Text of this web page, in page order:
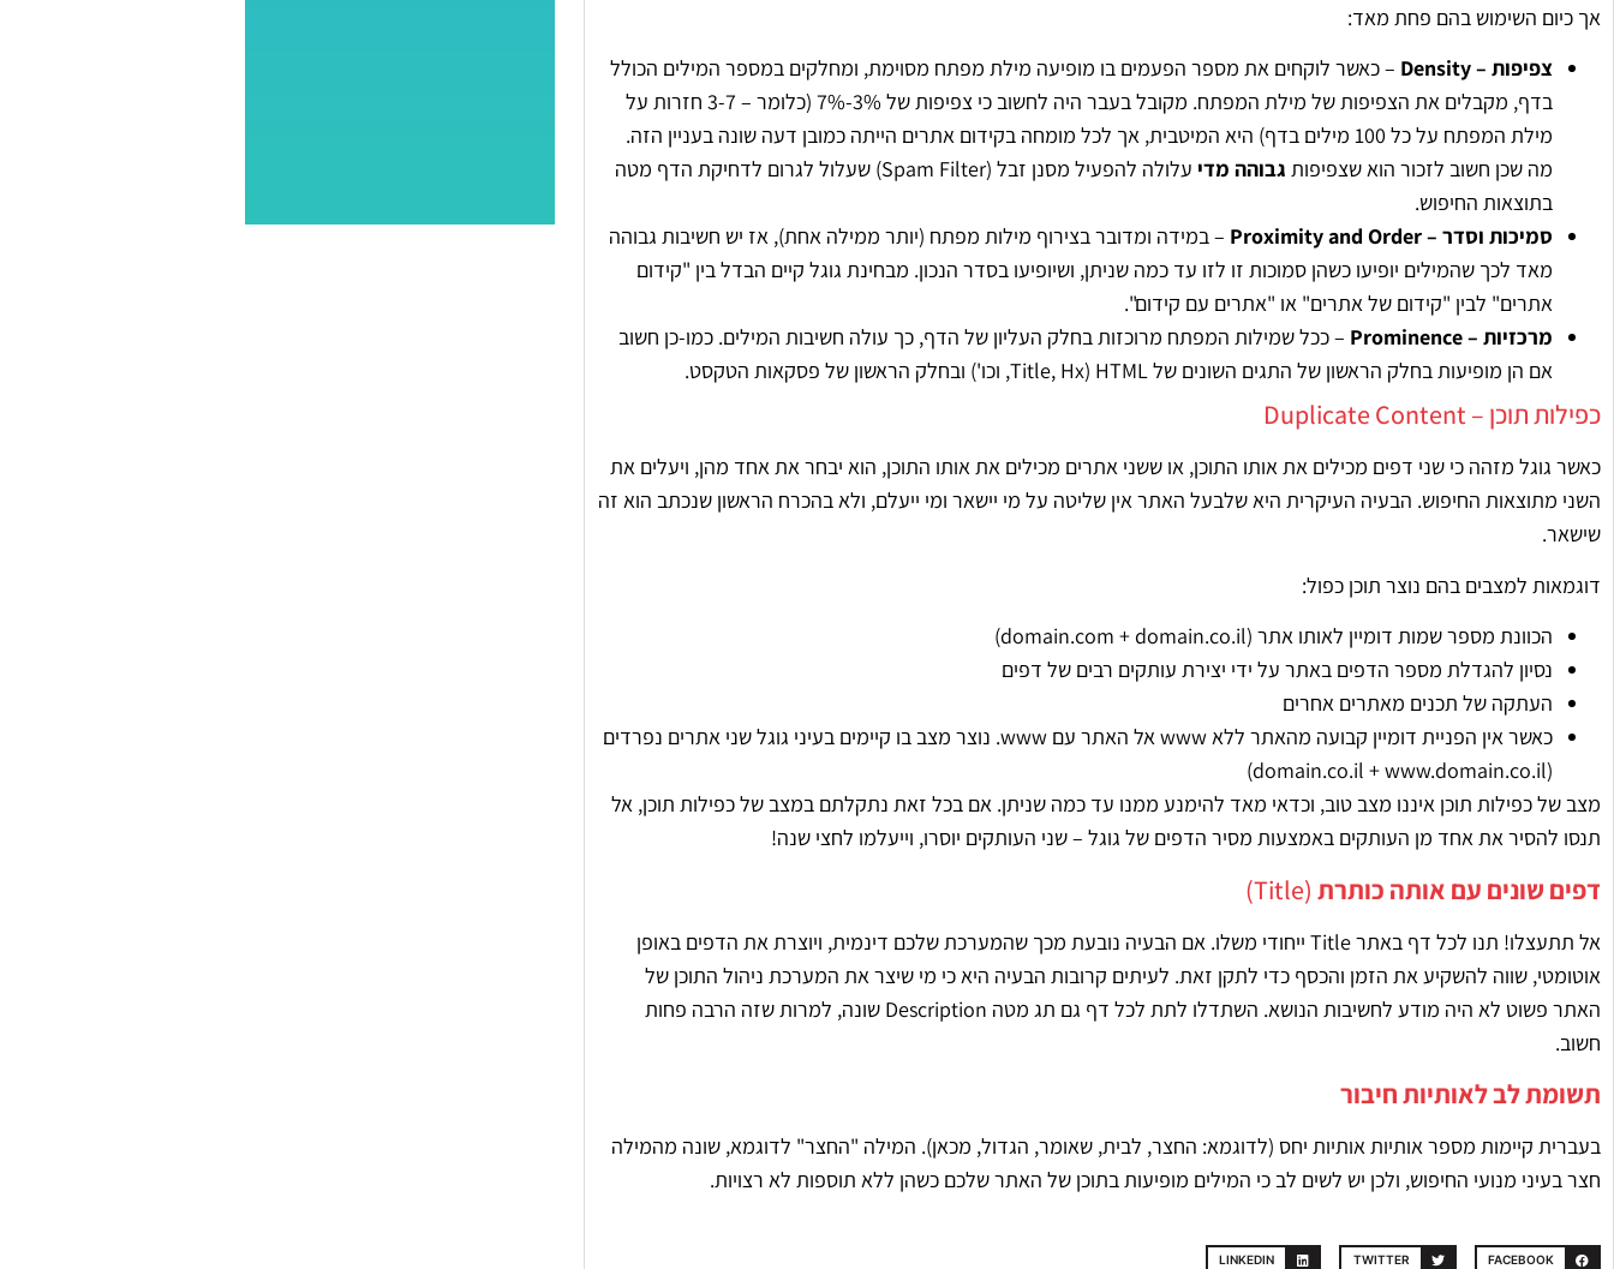
אך כיום השימוש בהם פחת מאד:
צפיפות – Density
– כאשר לוקחים את מספר הפעמים בו מופיעה מילת מפתח מסוימת, ומחלקים במספר המילים הכולל
בדף, מקבלים את הצפיפות של מילת המפתח. מקובל בעבר היה לחשוב כי צפיפות של 3%-7% (כלומר – 3-7 חזרות על
מילת המפתח על כל 100 מילים בדף) היא המיטבית, אך לכל מומחה בקידום אתרים הייתה כמובן דעה שונה בעניין הזה.
מה שכן חשוב לזכור הוא שצפיפות גבוהה מדי
עלולה להפעיל מסנן זבל (Spam Filter) שעלול לגרום לדחיקת הדף מטה
בתוצאות החיפוש.
סמיכות וסדר – Proximity and Order
– במידה ומדובר בצירוף מילות מפתח (יותר ממילה אחת), אז יש חשיבות גבוהה
מאד לכך שהמילים יופיעו כשהן סמוכות זו לזו עד כמה שניתן, ושיופיעו בסדר הנכון. מבחינת גוגל קיים הבדל בין "קידום
אתרים" לבין "קידום של אתרים" או "אתרים עם קידום".
מרכזיות – Prominence
– ככל שמילות המפתח מרוכזות בחלק העליון של הדף, כך עולה חשיבות המילים. כמו-כן חשוב
אם הן מופיעות בחלק הראשון של התגים השונים של HTML (Title, Hx, וכו') ובחלק הראשון של פסקאות הטקסט.
כפילות תוכן – Duplicate Content
כאשר גוגל מזהה כי שני דפים מכילים את אותו התוכן, או ששני אתרים מכילים את אותו התוכן, הוא יבחר את אחד מהן, ויעלים את
השני מתוצאות החיפוש. הבעיה העיקרית היא שלבעל האתר אין שליטה על מי יישאר ומי ייעלם, ולא בהכרח הראשון שנכתב הוא זה
שישאר.
דוגמאות למצבים בהם נוצר תוכן כפול:
הכוונת מספר שמות דומיין לאותו אתר (domain.com + domain.co.il)
נסיון להגדלת מספר הדפים באתר על ידי יצירת עותקים רבים של דפים
העתקה של תכנים מאתרים אחרים
כאשר אין הפניית דומיין קבועה מהאתר ללא www אל האתר עם www. נוצר מצב בו קיימים בעיני גוגל שני אתרים נפרדים
(domain.co.il + www.domain.co.il)
מצב של כפילות תוכן איננו מצב טוב, וכדאי מאד להימנע ממנו עד כמה שניתן. אם בכל זאת נתקלתם במצב של כפילות תוכן, אל
תנסו להסיר את אחד מן העותקים באמצעות מסיר הדפים של גוגל – שני העותקים יוסרו, וייעלמו לחצי שנה!
דפים שונים עם אותה כותרת (Title)
אל תתעצלו! תנו לכל דף באתר Title ייחודי משלו. אם הבעיה נובעת מכך שהמערכת שלכם דינמית, ויוצרת את הדפים באופן
אוטומטי, שווה להשקיע את הזמן והכסף כדי לתקן זאת. לעיתים קרובות הבעיה היא כי מי שיצר את המערכת ניהול התוכן של
האתר פשוט לא היה מודע לחשיבות הנושא. השתדלו לתת לכל דף גם תג מטה Description שונה, למרות שזה הרבה פחות
חשוב.
תשומת לב לאותיות חיבור
בעברית קיימות מספר אותיות אותיות יחס (לדוגמא: החצר, לבית, שאומר, הגדול, מכאן). המילה "החצר" לדוגמא, שונה מהמילה
חצר בעיני מנועי החיפוש, ולכן יש לשים לב כי המילים מופיעות בתוכן של האתר שלכם כשהן ללא תוספות לא רצויות.
FACEBOOK
TWITTER
LINKEDIN